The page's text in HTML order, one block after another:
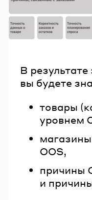
В
вы будете
товары
уровнем
OOS,
причины
и